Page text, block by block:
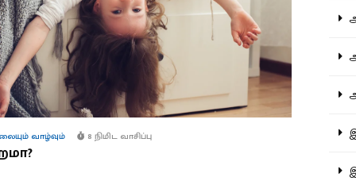
வாழ்வும் 8 நிமிட வாசிப்பு